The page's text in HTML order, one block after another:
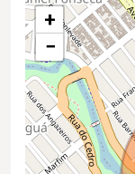
+
−